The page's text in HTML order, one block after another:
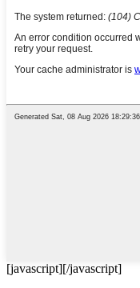
[javascript][/javascript]